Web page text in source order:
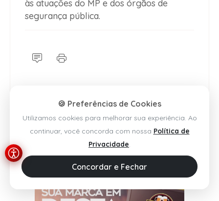
às atuações do MP e dos órgãos de
segurança pública.
🍪 Preferências de Cookies
Utilizamos cookies para melhorar sua experiência. Ao
continuar, você concorda com nossa Política de
Privacidade.
Concordar e Fechar